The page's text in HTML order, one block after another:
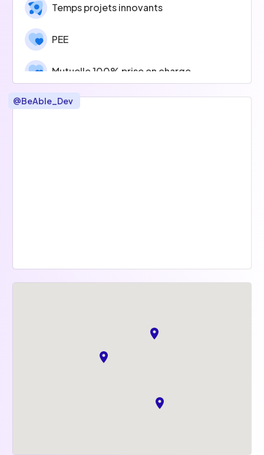
Temps projets innovants
PEE
Mutuelle 100% prise en charge
Paniers repas
@BeAble_Dev